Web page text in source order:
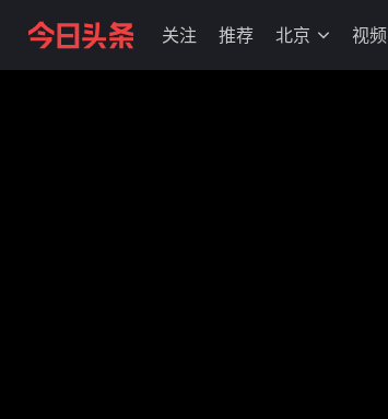
关注 推荐 北京 视频